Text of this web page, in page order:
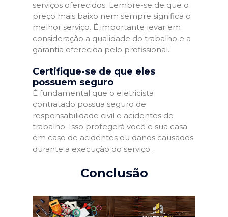
serviços oferecidos. Lembre-se de que o
preço mais baixo nem sempre significa o
melhor serviço. É importante levar em
consideração a qualidade do trabalho e a
garantia oferecida pelo profissional.
Certifique-se de que eles
possuem seguro
É fundamental que o eletricista
contratado possua seguro de
responsabilidade civil e acidentes de
trabalho. Isso protegerá você e sua casa
em caso de acidentes ou danos causados
durante a execução do serviço.
Conclusão